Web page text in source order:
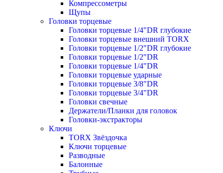
Компрессометры
Щупы
Головки торцевые
Головки торцевые 1/4"DR глубокие
Головки торцевые внешний TORX
Головки торцевые 1/2"DR глубокие
Головки торцевые 1/2"DR
Головки торцевые 1/4"DR
Головки торцевые ударные
Головки торцевые 3/8"DR
Головки торцевые 3/4"DR
Головки свечные
Держатели/Планки для головок
Головки-экстракторы
Ключи
TORX Звёздочка
Ключи торцевые
Разводные
Балонные